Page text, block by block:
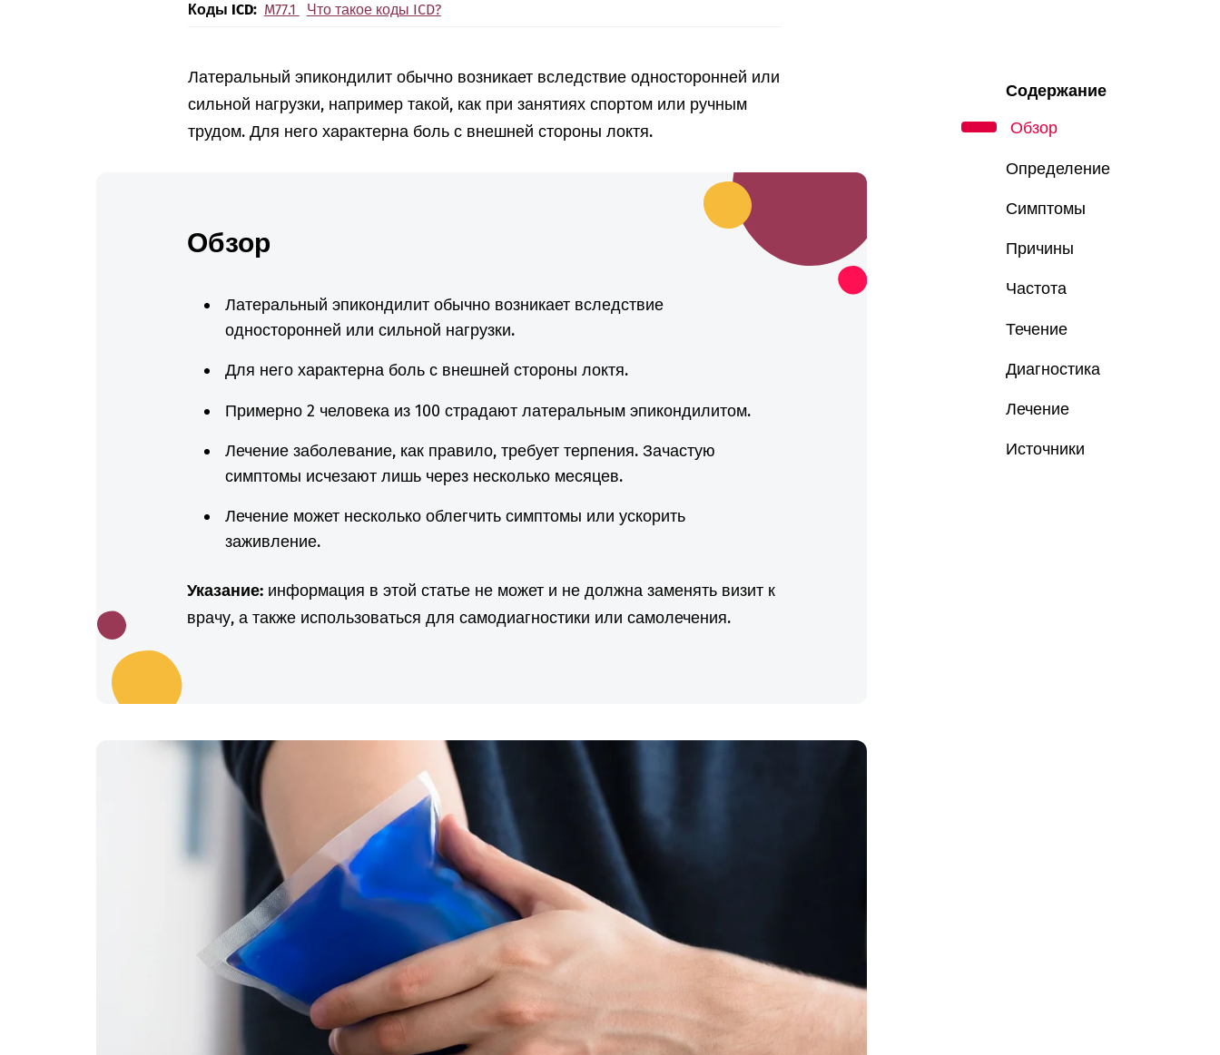
Содержание
Обзор
Определение
Симптомы
Причины
Частота
Течение
Диагностика
Лечение
Источники
Коды ICD: M77.1 Что такое коды ICD?
Латеральный эпикондилит обычно возникает вследствие односторонней или
сильной нагрузки, например такой, как при занятиях спортом или ручным
трудом. Для него характерна боль с внешней стороны локтя.
Обзор
Латеральный эпикондилит обычно возникает вследствие
односторонней или сильной нагрузки.
Для него характерна боль с внешней стороны локтя.
Примерно 2 человека из 100 страдают латеральным эпикондилитом.
Лечение заболевание, как правило, требует терпения. Зачастую
симптомы исчезают лишь через несколько месяцев.
Лечение может несколько облегчить симптомы или ускорить
заживление.
Указание: информация в этой статье не может и не должна заменять визит к
врачу, а также использоваться для самодиагностики или самолечения.